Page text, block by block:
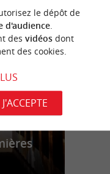
n
o
t
r
e
c
o
u
p
d
e
c
o
e
u
r
le dépôt de
d'audience.
des vidéosdont
des cookies.
J'ACCEPTE